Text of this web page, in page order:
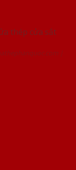
thép cửa sắt
|